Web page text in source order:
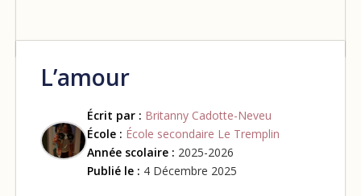
L’amour
Écrit par : Britanny Cadotte-Neveu
École : École secondaire Le Tremplin
Année scolaire : 2025-2026
Publié le : 4 Décembre 2025